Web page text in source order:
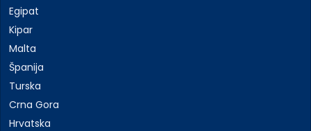
Egipat
Kipar
Malta
Španija
Turska
Crna Gora
Hrvatska